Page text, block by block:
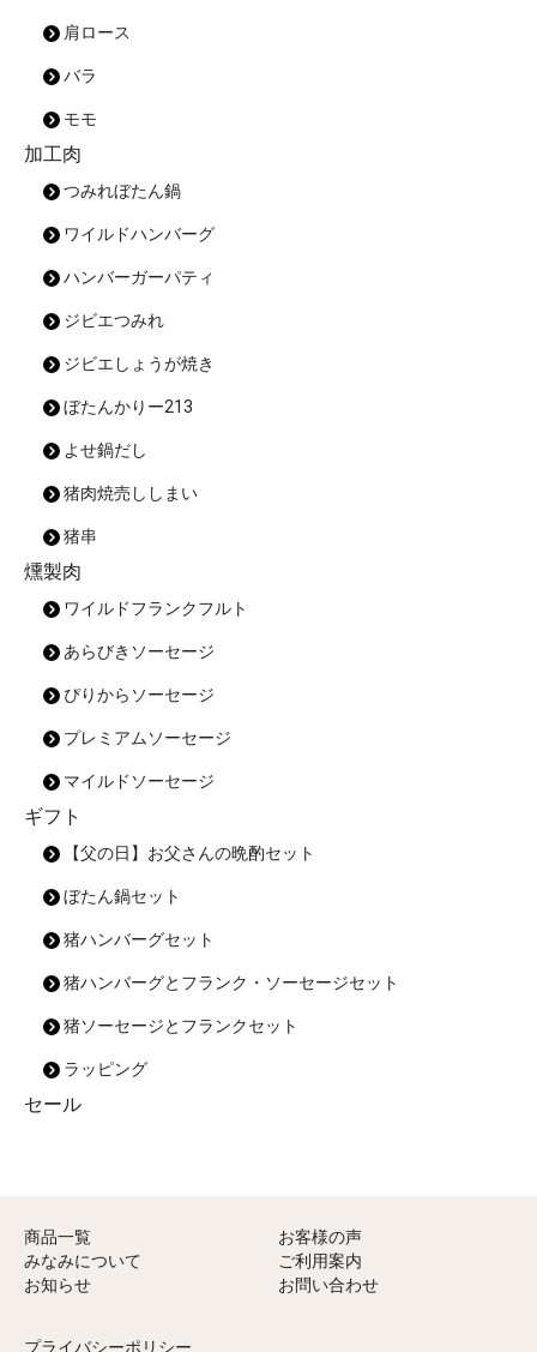
肩ロース
バラ
モモ
加工肉
つみれぼたん鍋
ワイルドハンバーグ
ハンバーガーパティ
ジビエつみれ
ジビエしょうが焼き
ぼたんかりー213
よせ鍋だし
猪肉焼売ししまい
猪串
燻製肉
ワイルドフランクフルト
あらびきソーセージ
ぴりからソーセージ
プレミアムソーセージ
マイルドソーセージ
ギフト
【父の日】お父さんの晩酌セット
ぼたん鍋セット
猪ハンバーグセット
猪ハンバーグとフランク・ソーセージセット
猪ソーセージとフランクセット
ラッピング
セール
商品一覧
お客様の声
みなみについて
ご利用案内
お知らせ
お問い合わせ
プライバシーポリシー